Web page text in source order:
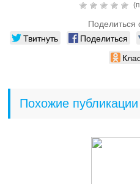
Поделиться
Твитнуть Поделиться
Похожие публикации